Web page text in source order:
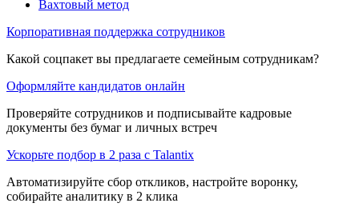
Вахтовый метод
Корпоративная поддержка сотрудников
Какой соцпакет вы предлагаете семейным сотрудникам?
Оформляйте кандидатов онлайн
Проверяйте сотрудников и подписывайте кадровые
документы без бумаг и личных встреч
Ускорьте подбор в 2 раза с Talantix
Автоматизируйте сбор откликов, настройте воронку,
собирайте аналитику в 2 клика